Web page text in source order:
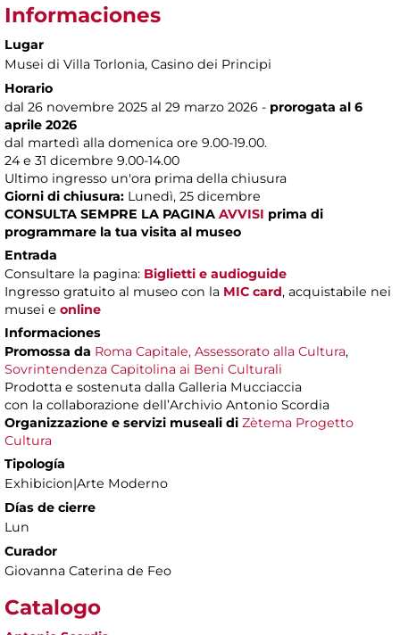
Informaciones
Lugar
Musei di Villa Torlonia, Casino dei Principi
Horario
dal 26 novembre 2025 al 29 marzo 2026 - prorogata al 6
aprile 2026
dal martedì alla domenica ore 9.00-19.00.
24 e 31 dicembre 9.00-14.00
Ultimo ingresso un'ora prima della chiusura
Giorni di chiusura: Lunedì, 25 dicembre
CONSULTA SEMPRE LA PAGINA AVVISI prima di
programmare la tua visita al museo
Entrada
Consultare la pagina: Biglietti e audioguide
Ingresso gratuito al museo con la MIC card, acquistabile nei
musei e online
Informaciones
Promossa da Roma Capitale, Assessorato alla Cultura,
Sovrintendenza Capitolina ai Beni Culturali
Prodotta e sostenuta dalla Galleria Mucciaccia
con la collaborazione dell’Archivio Antonio Scordia
Organizzazione e servizi museali di Zètema Progetto
Cultura
Tipología
Exhibicion|Arte Moderno
Días de cierre
Lun
Curador
Giovanna Caterina de Feo
Catalogo